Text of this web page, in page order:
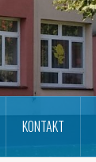
KONTAKT